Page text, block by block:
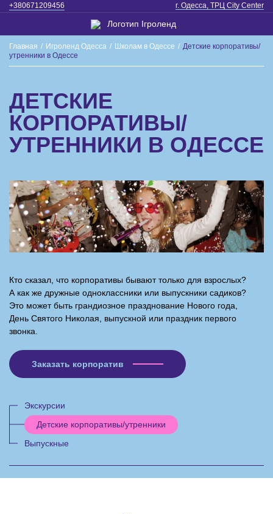
+380671209456 г. Одесса, ТРЦ City Center
Главная / Игроленд Одесса / Школам в Одессе / Детские корпоративы/
утренники в Одессе
ДЕТСКИЕ
КОРПОРАТИВЫ/
УТРЕННИКИ В ОДЕССЕ
Кто сказал, что корпоративы бывают только для взрослых?
А как же дружные одноклассники или выпускники садиков?
Это может быть грандиозное празднование Нового года,
День Святого Николая, выпускной или праздник первого
звонка.
Заказать корпоратив
Экскурсии
Детские корпоративы/утренники
Выпускные